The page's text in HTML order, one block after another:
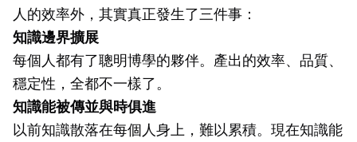
人的效率外，其實真正發生了三件事：
知識邊界擴展
每個人都有了聰明博學的夥伴。產出的效率、品質、
穩定性，全都不一樣了。
知識能被傳並與時俱進
以前知識散落在每個人身上，難以累積。現在知識能